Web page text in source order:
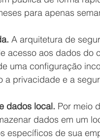
para apenas
A arquitetura de
acesso aos dados do
uma configuração
a privacidade e a
dados local. Por meio
dados em um
específicos de sua